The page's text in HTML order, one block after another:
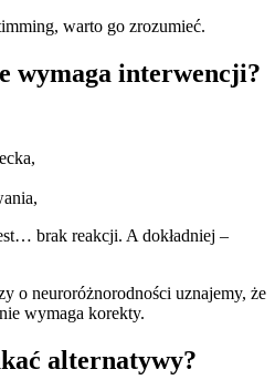
warto go zrozumieć.
wymaga interwencji?
brak reakcji. A dokładniej –
o neuroróżnorodności uznajemy, że
wymaga korekty.
alternatywy?